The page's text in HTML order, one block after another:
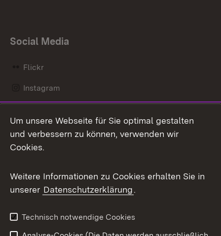
Social Media
Flickr
Instagram
Mastodon
Messenger
Social Wall
X / Twitter
Youtube
Um unsere Webseite für Sie optimal gestalten
und verbessern zu können, verwenden wir
Cookies.
Weitere Informationen zu Cookies erhalten Sie in
unserer Datenschutzerklärung.
Technisch notwendige Cookies